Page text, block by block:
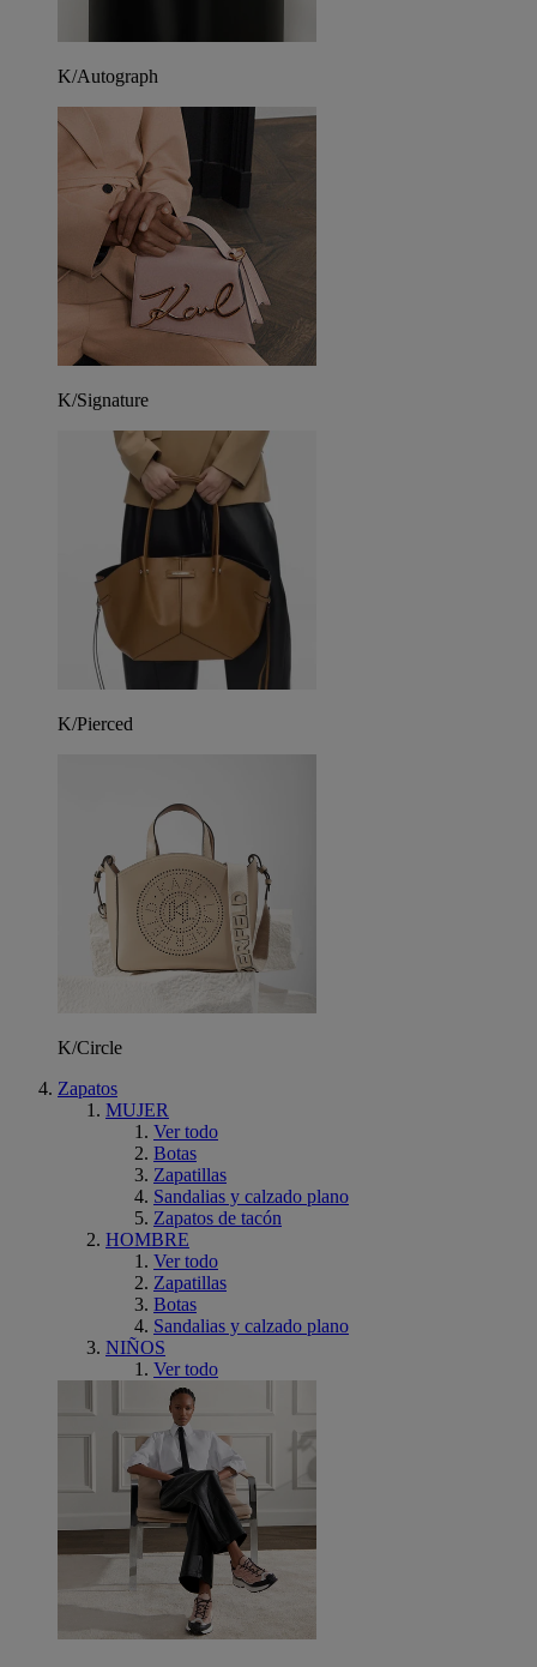
K/Autograph
K/Signature
K/Pierced
K/Circle
Zapatos
MUJER
Ver todo
Botas
Zapatillas
Sandalias y calzado plano
Zapatos de tacón
HOMBRE
Ver todo
Zapatillas
Botas
Sandalias y calzado plano
NIÑOS
Ver todo